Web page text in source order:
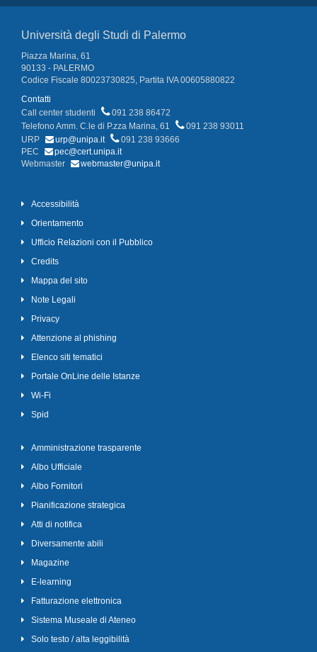
Università degli Studi di Palermo
Piazza Marina, 61
90133 - PALERMO
Codice Fiscale 80023730825, Partita IVA 00605880822
Contatti
Call center studenti
091 238 86472
Telefono Amm. C.le di P.zza Marina, 61
091 238 93011
URP
urp@unipa.it
091 238 93666
PEC
pec@cert.unipa.it
Webmaster
webmaster@unipa.it
Accessibilità
Orientamento
Ufficio Relazioni con il Pubblico
Credits
Mappa del sito
Note Legali
Privacy
Attenzione al phishing
Elenco siti tematici
Portale OnLine delle Istanze
Wi-Fi
Spid
Amministrazione trasparente
Albo Ufficiale
Albo Fornitori
Pianificazione strategica
Atti di notifica
Diversamente abili
Magazine
E-learning
Fatturazione elettronica
Sistema Museale di Ateneo
Solo testo / alta leggibilità